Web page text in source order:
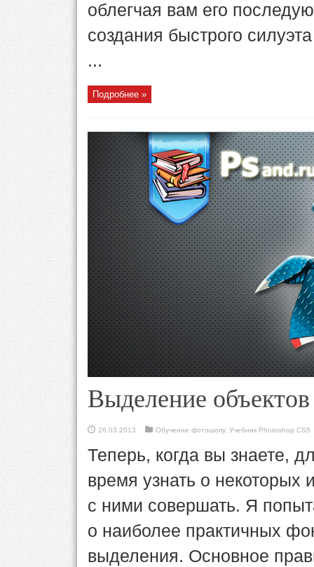
облегчая вам его
создания быстрого
...
Подробнее »
Выделение
26.03.2013 Обучение фотошопу, Учебник Photoshop CS5
Теперь, когда вы знаете,
время узнать о
с ними совершать. Я
о наиболее практичных
выделения. Основное